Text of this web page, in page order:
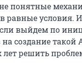
понятные
в равные условия.
выйдем по
создание такой
лет решить